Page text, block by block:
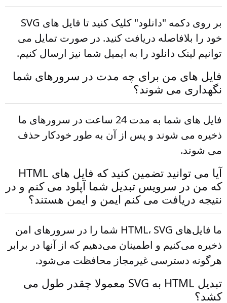
بر روی دکمه "دانلود" کلیک کنید تا فایل های SVG
خود را بلافاصله دریافت کنید. در صورت تمایل می
توانیم لینک دانلود را به ایمیل شما نیز ارسال کنیم.
فایل های من برای چه مدت در سرورهای شما
نگهداری می شوند؟
فایل های شما به مدت 24 ساعت در سرورهای ما
ذخیره می شوند و پس از آن به طور خودکار حذف
می شوند.
آیا می توانید تضمین کنید که فایل های HTML
که من در سرویس تبدیل شما آپلود می کنم و در
نتیجه دریافت می کنم ایمن و ایمن هستند؟
ما فایل‌های HTML، SVG شما را در سرورهای امن
ذخیره می‌کنیم و اطمینان می‌دهیم که از آنها در برابر
هرگونه دسترسی غیرمجاز محافظت می‌شود.
تبدیل HTML به SVG معمولا چقدر طول می
کشد؟